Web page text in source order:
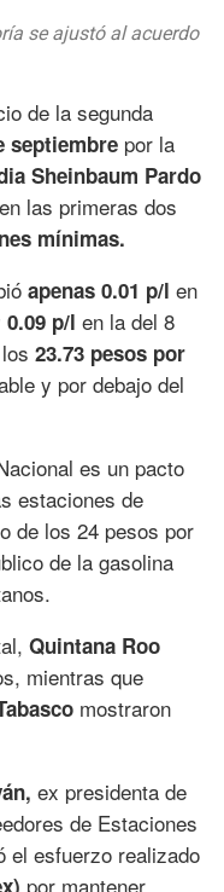
se ajustó al acuerdo
de la segunda
septiembre por la
Sheinbaum Pardo
las primeras dos
mínimas.
apenas 0.01 p/l en
0.09 p/l en la del 8
23.73 pesos por
y por debajo del
es un pacto
estaciones de
de los 24 pesos por
de la gasolina
Quintana Roo
mientras que
mostraron
ex presidenta de
de Estaciones
el esfuerzo realizado
por mantener